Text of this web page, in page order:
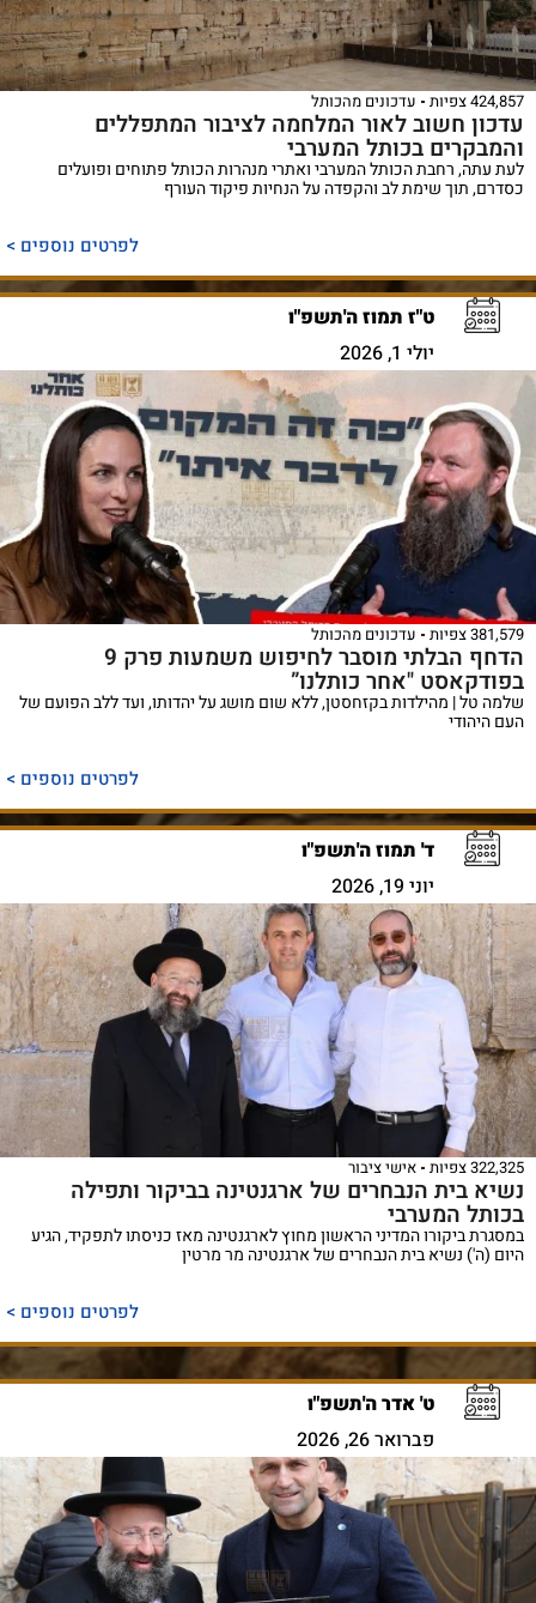
424,857 צפיות עדכונים מהכותל
עדכון חשוב לאור המלחמה לציבור המתפללים
והמבקרים בכותל המערבי
לעת עתה, רחבת הכותל המערבי ואתרי מנהרות הכותל פתוחים ופועלים
כסדרם, תוך שימת לב והקפדה על הנחיות פיקוד העורף
לפרטים נוספים >
ט"ז תמוז ה'תשפ"ו
יולי 1, 2026
381,579 צפיות עדכונים מהכותל
הדחף הבלתי מוסבר לחיפוש משמעות פרק 9
בפודקאסט "אחר כותלנו”
שלמה טל | מהילדות בקזחסטן, ללא שום מושג על יהדותו, ועד ללב הפועם של
העם היהודי
לפרטים נוספים >
ד' תמוז ה'תשפ"ו
יוני 19, 2026
322,325 צפיות אישי ציבור
נשיא בית הנבחרים של ארגנטינה בביקור ותפילה
בכותל המערבי
במסגרת ביקורו המדיני הראשון מחוץ לארגנטינה מאז כניסתו לתפקיד, הגיע
היום (ה') נשיא בית הנבחרים של ארגנטינה מר מרטין
לפרטים נוספים >
ט' אדר ה'תשפ"ו
פברואר 26, 2026